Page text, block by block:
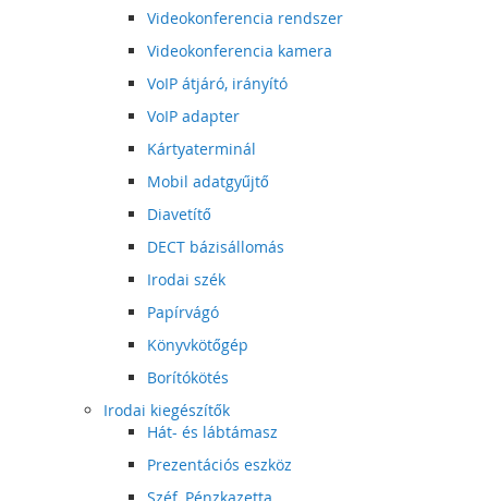
Videokonferencia rendszer
Videokonferencia kamera
VoIP átjáró, irányító
VoIP adapter
Kártyaterminál
Mobil adatgyűjtő
Diavetítő
DECT bázisállomás
Irodai szék
Papírvágó
Könyvkötőgép
Borítókötés
Irodai kiegészítők
Hát- és lábtámasz
Prezentációs eszköz